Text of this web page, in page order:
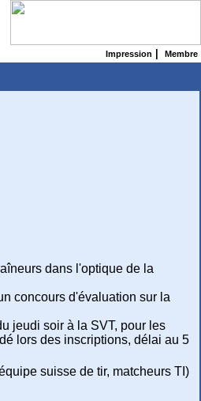
Impression Membre
dans l'optique de la
concours d'évaluation sur la
jeudi soir à la SVT, pour les
lors des inscriptions, délai au 5
suisse de tir, matcheurs TI)